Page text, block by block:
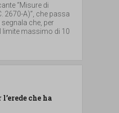
“Misure di
2670-A)”, che passa
che, per
limite massimo di 10
che ha